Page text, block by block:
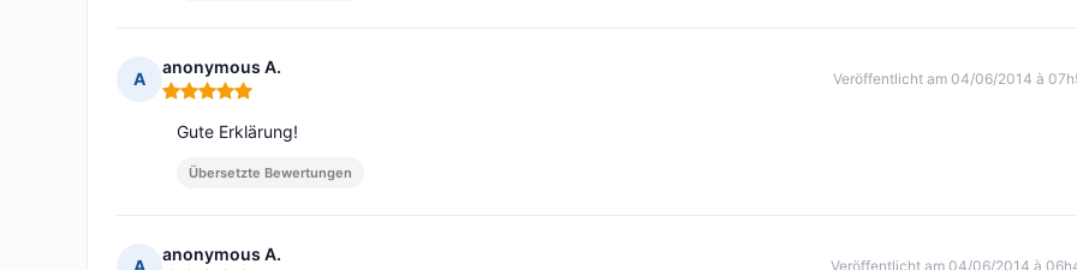
A
anonymous A.
Hinweis: 5 von 5
Veröffentlicht am 04/06/2014 à
Gute Erklärung!
Übersetzte Bewertungen
anonymous A.
Veröffentlicht am 04/06/2014 à